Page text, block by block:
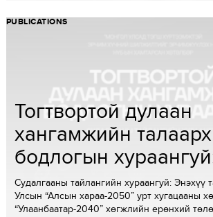
PUBLICATIONS
Тогтвортой дулаан
хангамжийн талаарх
бодлогын
Судалгааны тайлангийн хураангуй: Энэхүү
Улсын “Алсын хараа-2050” урт хугацааны
“Улаанбаатар-2040” хөгжлийн ерөнхий